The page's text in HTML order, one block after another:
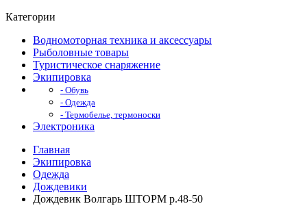
Категории
Водномоторная техника и аксессуары
Рыболовные товары
Туристическое снаряжение
Экипировка
- Обувь
- Одежда
- Термобелье, термоноски
Электроника
Главная
Экипировка
Одежда
Дождевики
Дождевик Волгарь ШТОРМ р.48-50